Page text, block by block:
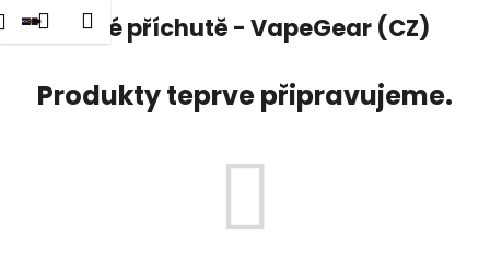
Přejít
na
Přihlášení
Nákupní
Menu
Klasické příchutě - VapeGear (CZ)
Produkty teprve připravujeme.
K
o